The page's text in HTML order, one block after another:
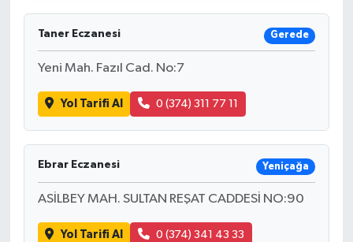
Taner Eczanesi Gerede
Yeni Mah. Fazıl Cad. No:7
Yol Tarifi Al 0 (374) 311 77 11
Ebrar Eczanesi Yeniçağa
ASİLBEY MAH. SULTAN REŞAT CADDESİ NO:90
Yol Tarifi Al 0 (374) 341 43 33